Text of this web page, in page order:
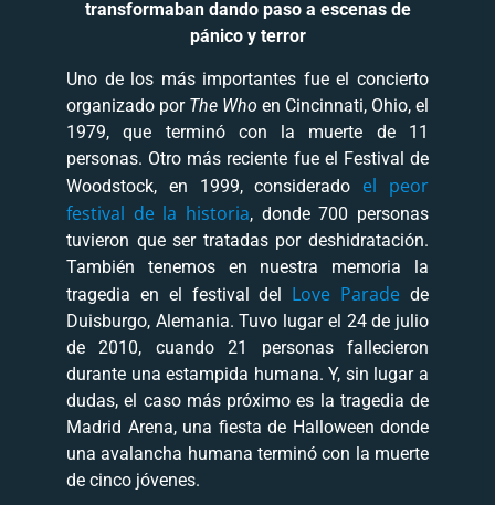
transformaban dando paso a escenas de
pánico y terror
Uno de los más importantes fue el concierto
organizado por The Who en Cincinnati, Ohio, el
1979, que terminó con la muerte de 11
personas. Otro más reciente fue el Festival de
Woodstock, en 1999, considerado el peor
festival de la historia, donde 700 personas
tuvieron que ser tratadas por deshidratación.
También tenemos en nuestra memoria la
tragedia en el festival del Love Parade de
Duisburgo, Alemania. Tuvo lugar el 24 de julio
de 2010, cuando 21 personas fallecieron
durante una estampida humana. Y, sin lugar a
dudas, el caso más próximo es la tragedia de
Madrid Arena, una fiesta de Halloween donde
una avalancha humana terminó con la muerte
de cinco jóvenes.